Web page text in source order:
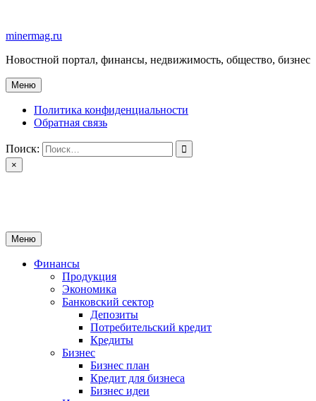
содержимому
minermag.ru
Новостной портал, финансы, недвижимость, общество, бизнес
Меню
Политика конфиденциальности
Обратная связь
Поиск:
×
Меню
Финансы
Продукция
Экономика
Банковский сектор
Депозиты
Потребительский кредит
Кредиты
Бизнес
Бизнес план
Кредит для бизнеса
Бизнес идеи